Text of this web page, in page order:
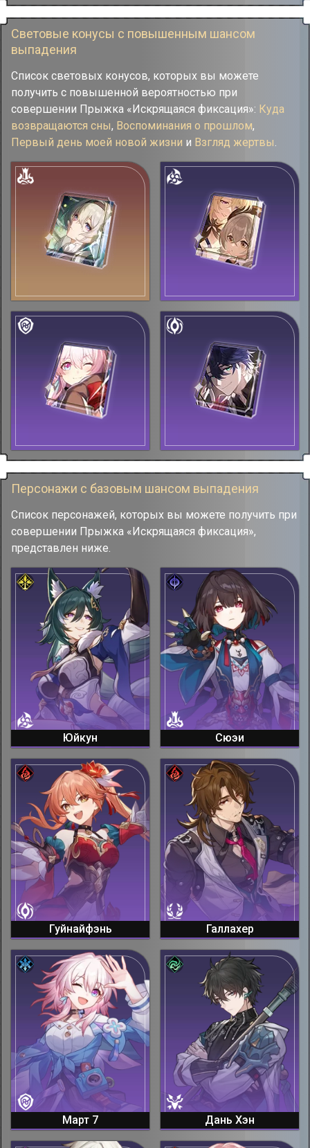
Световые конусы с повышенным шансом
выпадения
Список световых конусов, которых вы можете
получить с повышенной вероятностью при
совершении Прыжка «Искрящаяся фиксация»: Куда
возвращаются сны, Воспоминания о прошлом,
Первый день моей новой жизни и Взгляд жертвы.
Персонажи с базовым шансом выпадения
Список персонажей, которых вы можете получить при
совершении Прыжка «Искрящаяся фиксация»,
представлен ниже.
Юйкун Сюэи
Гуйнайфэнь Галлахер
Март 7 Дань Хэн